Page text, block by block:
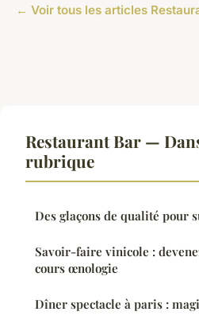
← Voir tous les articles
Restaurant Bar —
rubrique
Des glaçons de qualité pour
Savoir-faire vinicole :
cours œnologie
Dîner spectacle à paris :